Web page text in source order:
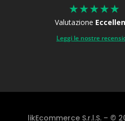
★★★★★
Valutazione
Leggi le nostre
likEcommerce S.r.l.S. – ©